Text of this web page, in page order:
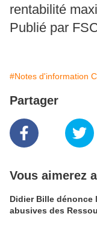
rentabilité
Publié par
#Notes d'information
Partager
Vous aimerez
Didier Bille dénonce
abusives des